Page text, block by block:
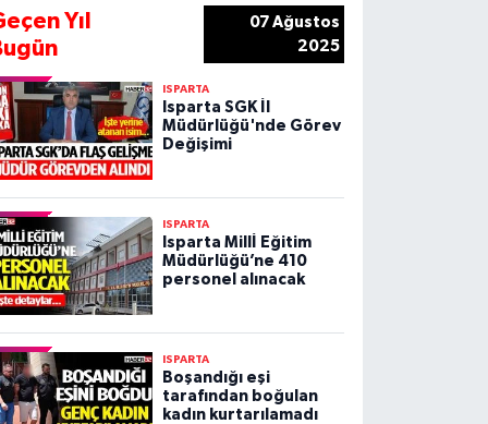
Yıl
07 Ağustos
2025
ISPARTA
Isparta SGK İl
Müdürlüğü'nde Görev
Değişimi
ISPARTA
Isparta Millİ Eğitim
Müdürlüğü’ne 410
personel alınacak
ISPARTA
Boşandığı eşi
tarafından boğulan
kadın kurtarılamadı